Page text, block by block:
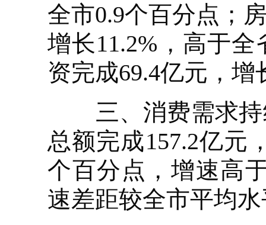
全市0.9个百分点；
增长11.2%，高于
资完成69.4亿元，
三、消费需求持
总额完成157.2亿元
个百分点，增速高
速差距较全市平均